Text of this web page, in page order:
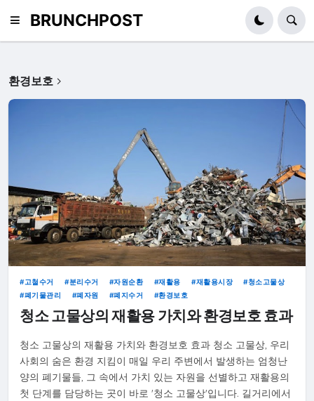
BRUNCHPOST
환경보호
고철수거 분리수거 자원순환 재활용 재활용시장
청소고물상
폐기물관리
폐자원 폐지수거 환경보호
청소 고물상의 재활용 가치와 환경보호 효과
청소 고물상의 재활용 가치와 환경보호 효과 청소 고물상, 우리
사회의 숨은 환경 지킴이 매일 우리 주변에서 발생하는 엄청난
양의 폐기물들, 그 속에서 가치 있는 자원을 선별하고 재활용의
첫 단계를 담당하는 곳이 바로 '청소 고물상'입니다. 길거리에서